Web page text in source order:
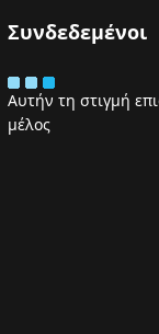
Συνδεδεμένοι
Αυτήν τη στιγμή
μέλος